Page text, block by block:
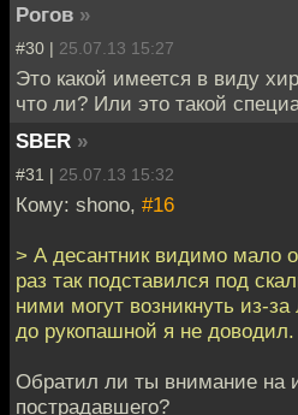
Рогов »
#30 | 25.07.13 15:27
Это какой имеется в виду
что ли? Или это такой
SBER »
#31 | 25.07.13 15:32
Кому: shono, #16
> А десантник видимо мало
раз так подставился под
ними могут возникнуть из-
до рукопашной я не доводил.
Обратил ли ты внимание
пострадавшего?